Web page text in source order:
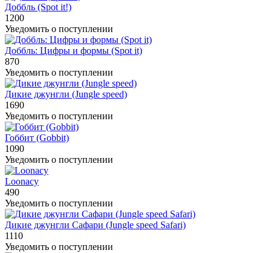
Доббль (Spot it!)
1200
Уведомить о поступлении
Доббль: Цифры и формы (Spot it)
870
Уведомить о поступлении
Дикие джунгли (Jungle speed)
1690
Уведомить о поступлении
Гоббит (Gobbit)
1090
Уведомить о поступлении
Loonacy
490
Уведомить о поступлении
Дикие джунгли Сафари (Jungle speed Safari)
1110
Уведомить о поступлении